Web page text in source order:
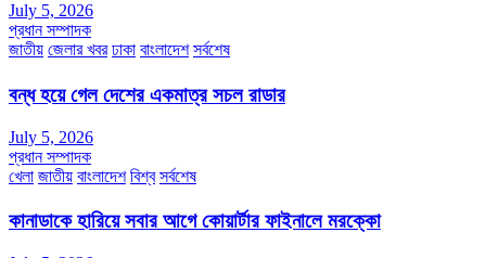
July 5, 2026
প্রধান সম্পাদক
জাতীয় জেলার খবর ঢাকা বাংলাদেশ সর্বশেষ
বন্ধ হয়ে গেল দেশের একমাত্র সচল রাডার
July 5, 2026
প্রধান সম্পাদক
খেলা জাতীয় বাংলাদেশ বিশ্ব সর্বশেষ
কানাডাকে হারিয়ে সবার আগে কোয়ার্টার ফাইনালে মরক্কো